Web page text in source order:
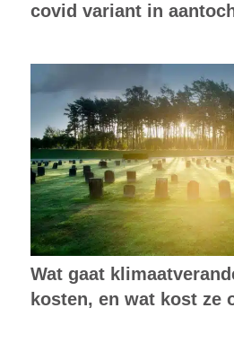
covid variant in
Wat gaat
kosten, en wat kost ze